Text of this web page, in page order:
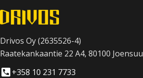
Drivos Oy (2635526-4)
Raatekankaantie 22 A4, 80100 Joensuu
+358 10 231 7733